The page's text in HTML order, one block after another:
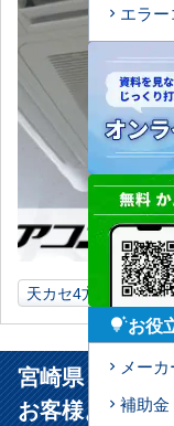
天カセ4方向 5馬力
宮崎県 延岡市
お客様より
エラ
tips_and_updatesお役
メー
補助金